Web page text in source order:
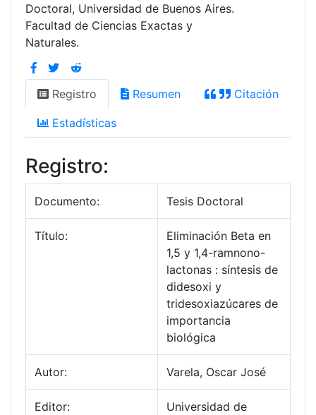
Doctoral, Universidad de Buenos Aires.
Facultad de Ciencias Exactas y
Naturales.
Registro Resumen Citación
Estadísticas
Registro:
Documento: Tesis Doctoral
Título:
Eliminación Beta en
1,5 y 1,4-ramnono-
lactonas : síntesis de
didesoxi y
tridesoxiazúcares de
importancia
biológica
Autor: Varela, Oscar José
Editor:
Universidad de